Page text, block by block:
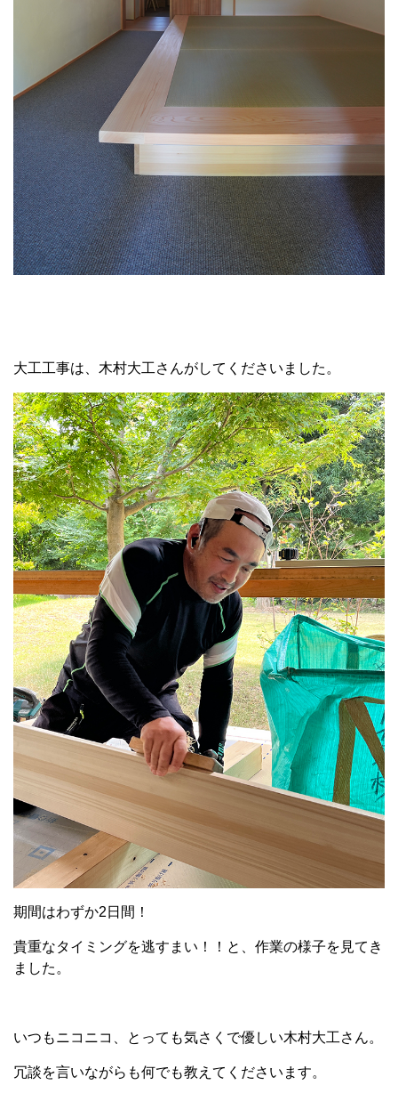
大工工事は、木村大工さんがしてくださいました。
期間はわずか2日間！
貴重なタイミングを逃すまい！！と、作業の様子を見てき
ました。
いつもニコニコ、とっても気さくで優しい木村大工さん。
冗談を言いながらも何でも教えてくださいます。